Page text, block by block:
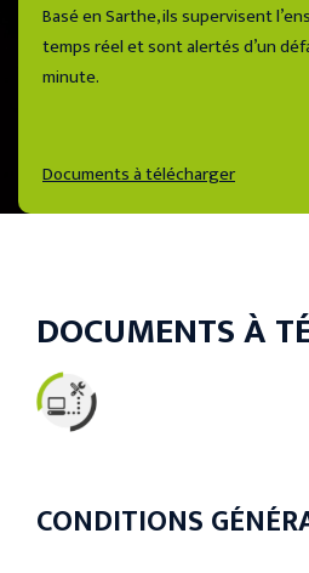
Basé en Sarthe, ils supervisent
temps réel et sont alertés d’un
minute.
Documents à télécharger
DOCUMENTS À
CONDITIONS